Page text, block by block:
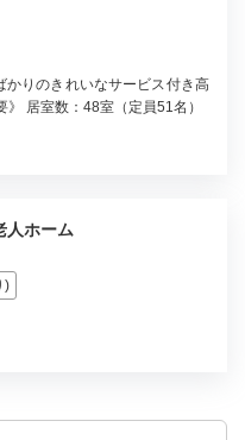
りのきれいなサービス付き高
居室数：48室（定員51名）
ホーム
)